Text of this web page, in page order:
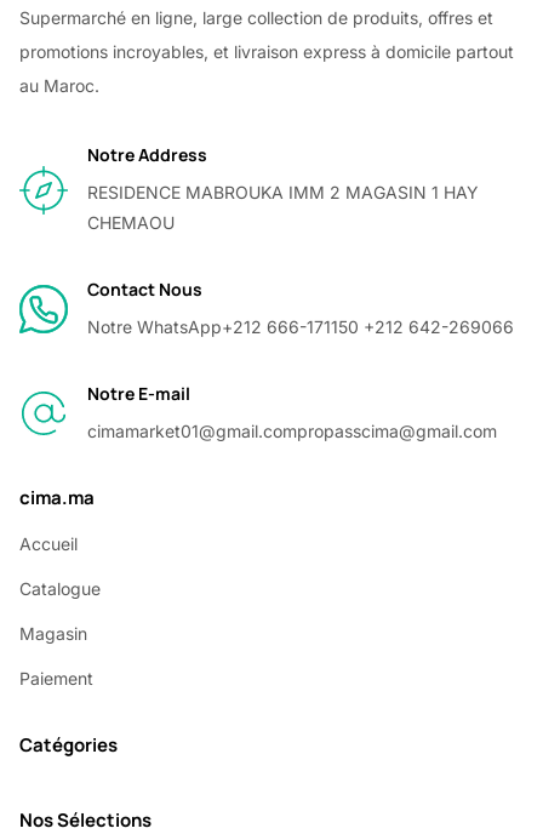
Supermarché en ligne, large collection de produits, offres et
promotions incroyables, et livraison express à domicile partout
au Maroc.
Notre Address
RESIDENCE MABROUKA IMM 2 MAGASIN 1 HAY
CHEMAOU
Contact Nous
Notre WhatsApp+212 666-171150 +212 642-269066
Notre E-mail
cimamarket01@gmail.compropasscima@gmail.com
cima.ma
Accueil
Catalogue
Magasin
Paiement
Catégories
Nos Sélections